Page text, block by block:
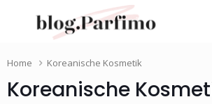
Home Koreanische Kosmetik
Koreanische